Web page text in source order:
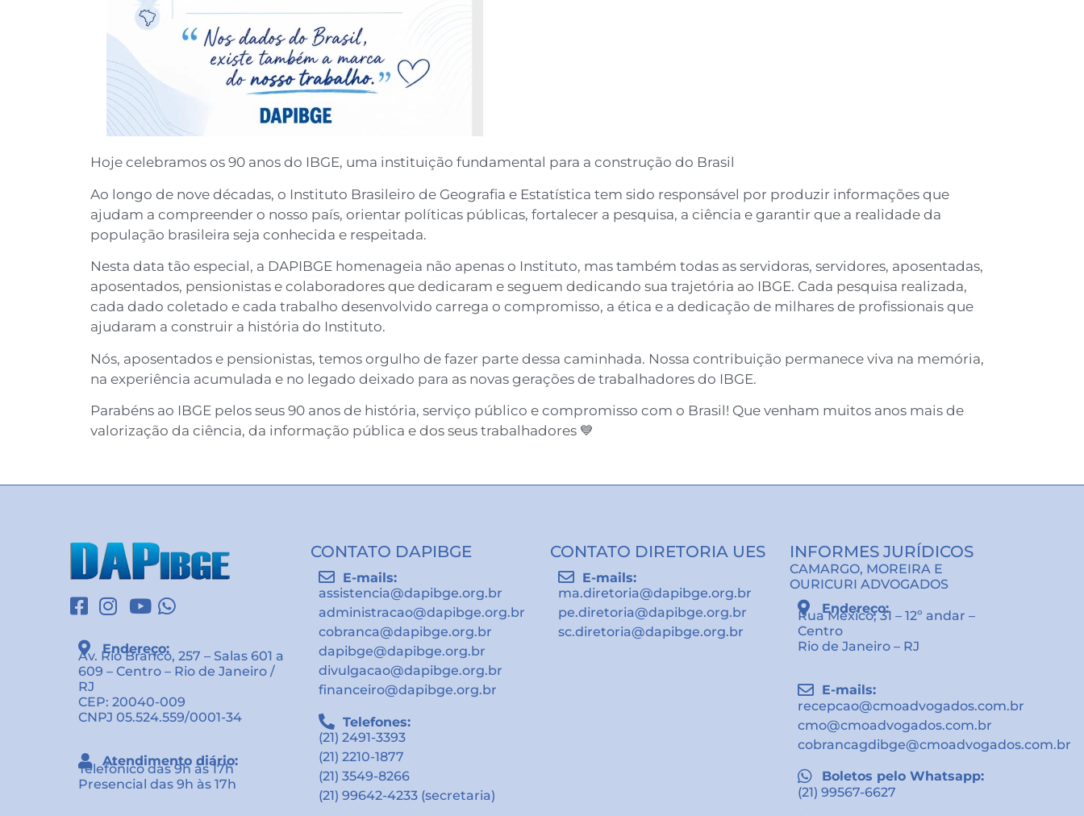
Hoje celebramos os 90 anos do IBGE, uma instituição fundamental para a construção do Brasil
Ao longo de nove décadas, o Instituto Brasileiro de Geografia e Estatística tem sido responsável por produzir informações que
ajudam a compreender o nosso país, orientar políticas públicas, fortalecer a pesquisa, a ciência e garantir que a realidade da
população brasileira seja conhecida e respeitada.
Nesta data tão especial, a DAPIBGE homenageia não apenas o Instituto, mas também todas as servidoras, servidores, aposentadas,
aposentados, pensionistas e colaboradores que dedicaram e seguem dedicando sua trajetória ao IBGE. Cada pesquisa realizada,
cada dado coletado e cada trabalho desenvolvido carrega o compromisso, a ética e a dedicação de milhares de profissionais que
ajudaram a construir a história do Instituto.
Nós, aposentados e pensionistas, temos orgulho de fazer parte dessa caminhada. Nossa contribuição permanece viva na memória,
na experiência acumulada e no legado deixado para as novas gerações de trabalhadores do IBGE.
Parabéns ao IBGE pelos seus 90 anos de história, serviço público e compromisso com o Brasil! Que venham muitos anos mais de
valorização da ciência, da informação pública e dos seus trabalhadores 💙
Endereço:
Av. Rio Branco, 257 – Salas 601 a
609 – Centro – Rio de Janeiro /
RJ
CEP: 20040-009
CNPJ 05.524.559/0001-34
Atendimento diário:
Telefônico das 9h às 17h
Presencial das 9h às 17h
CONTATO DAPIBGE
E-mails:
assistencia@dapibge.org.br
administracao@dapibge.org.br
cobranca@dapibge.org.br
dapibge@dapibge.org.br
divulgacao@dapibge.org.br
financeiro@dapibge.org.br
Telefones:
(21) 2491-3393
(21) 2210-1877
(21) 3549-8266
(21) 99642-4233 (secretaria)
CONTATO DIRETORIA UES
E-mails:
ma.diretoria@dapibge.org.br
pe.diretoria@dapibge.org.br
sc.diretoria@dapibge.org.br
INFORMES JURÍDICOS
CAMARGO, MOREIRA E
OURICURI ADVOGADOS
Endereço:
Rua México, 31 – 12º andar –
Centro
Rio de Janeiro – RJ
E-mails:
recepcao@cmoadvogados.com.br
cmo@cmoadvogados.com.br
cobrancagdibge@cmoadvogados.com.br
Boletos pelo Whatsapp:
(21) 99567-6627